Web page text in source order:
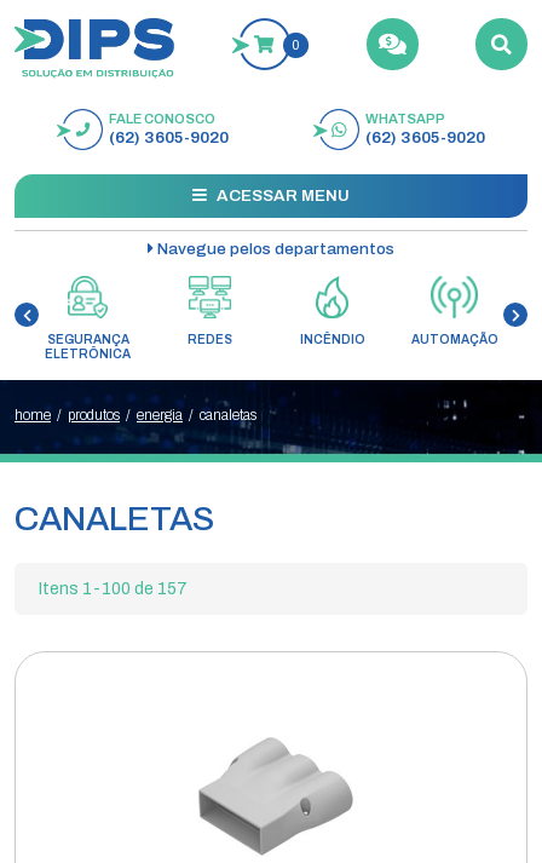
0
BUSCAR
FALE CONOSCO
(62) 3605-9020
WHATSAPP
(62) 3605-9020
ACESSAR MENU
Navegue pelos departamentos
SEGURANÇA
ELETRÔNICA
REDES INCÊNDIO AUTOMAÇÃO
home / produtos / energia / canaletas
CANALETAS
Itens 1-100 de 157